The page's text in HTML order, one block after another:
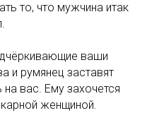
то, что мужчина итак
ваши
и румянец заставят
вас. Ему захочется
женщиной.